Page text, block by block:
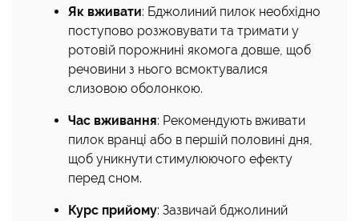
Як вживати: Бджолиний пилок необхідно
поступово розжовувати та тримати у
ротовій порожнині якомога довше, щоб
речовини з нього всмоктувалися
слизовою оболонкою.
Час вживання: Рекомендують вживати
пилок вранці або в першій половині дня,
щоб уникнути стимулюючого ефекту
перед сном.
Курс прийому: Зазвичай бджолиний